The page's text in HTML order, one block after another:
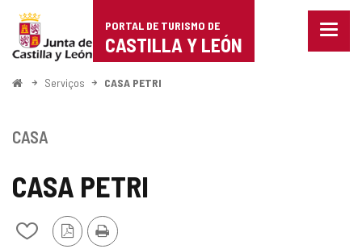
Portal
de
Turismo
Castilla
León
PORTAL DE TURISMO DE
CASTILLA Y LEÓN
Menu
ComeçoServiços CASA PETRI
CASA PETRI
AdicionarVersão
PDF
Imprimir
CASA